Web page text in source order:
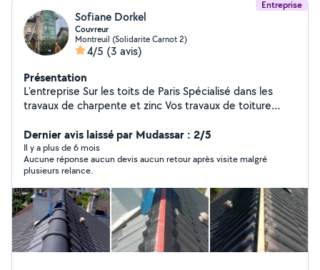
Entreprise
Sofiane Dorkel
Couvreur
Montreuil (Solidarite Carnot 2)
4/5 (3 avis)
Présentation
L'entreprise Sur les toits de Paris Spécialisé dans les
travaux de charpente et zinc Vos travaux de toiture
habitation est en effet le seul rempart entre votre
confort et les aléas du climat. Lorsque les besoins de
construction, maintenance ou réparation se présentent,
exigez un travail de qualité réalisé par des
professionnels expérimentés. De la pose de charpente
à l'étancheité de toiture, Sur les toits de Paris Dotés de
plusieurs années d'expérience, nos artisans couvreurs
mettent en pratique leur savoir-faire et leurs
compétences pour améliorer la performance
Dernier avis laissé par Mudassar : 2/5
Il y a plus de 6 mois
Aucune réponse aucun devis aucun retour après visite malgré
plusieurs relance.